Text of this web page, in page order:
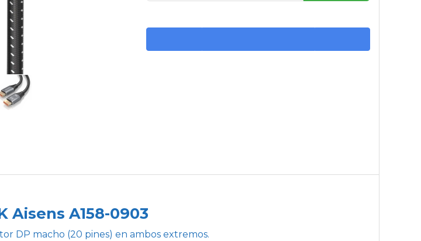
Aisens A158-0903
DP macho (20 pines) en ambos extremos.